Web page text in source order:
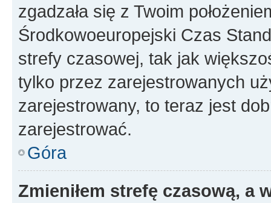
zgadzała się z Twoim
Środkowoeuropejski Czas
strefy czasowej, tak jak
tylko przez zarejestrowanych
zarejestrowany, to teraz jest
zarejestrować.
Góra
Zmieniłem strefę czasową, a